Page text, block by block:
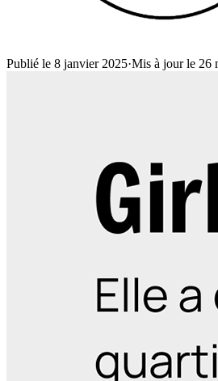
Publié le 8 janvier 2025·Mis à jour le 26